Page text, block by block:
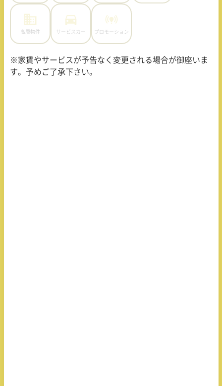
高層物件 サービスカー プロモーション
※家賃やサービスが予告なく変更される場合が御座いま
す。予めご了承下さい。